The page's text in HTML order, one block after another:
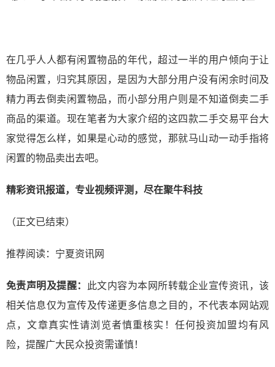
在几乎人人都有闲置物品的年代，超过一半的用户倾向于让
物品闲置，归究其原因，是因为大部分用户没有闲余时间及
精力再去倒卖闲置物品，而小部分用户则是不知道倒卖二手
商品的渠道。现在笔者为大家介绍的这四款二手交易平台大
家觉得怎么样，如果是心动的感觉，那就马山动一动手指将
闲置的物品卖出去吧。
精彩资讯报道，专业视频评测，尽在聚牛科技
（正文已结束）
推荐阅读： 宁夏资讯网
免责声明及提醒：
此文内容为本网所转载企业宣传资讯，该
相关信息仅为宣传及传递更多信息之目的，不代表本网站观
点，文章真实性请浏览者慎重核实！任何投资加盟均有风
险，提醒广大民众投资需谨慎！